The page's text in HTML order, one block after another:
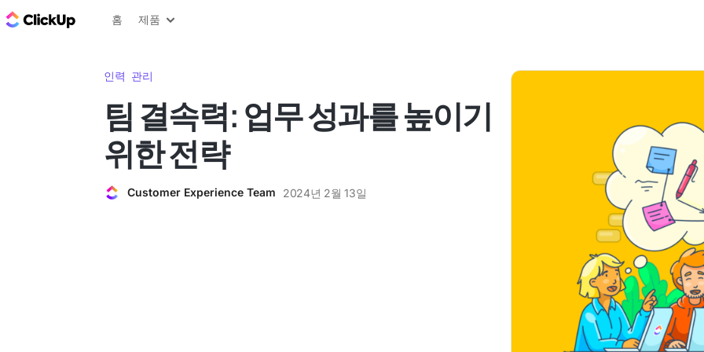
ClickUp 블로그
홈 제품
인력 관리
팀 결속력: 업무 성과를 높이기
위한 전략
Customer Experience Team 2024년 2월 13일